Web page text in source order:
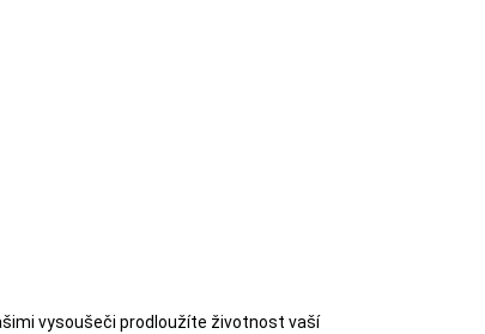
vysoušeči prodloužíte životnost vaší